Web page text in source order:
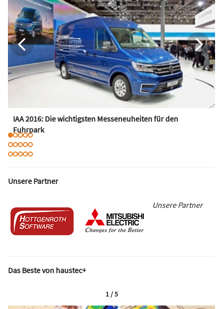
IAA 2016: Die wichtigsten Messeneuheiten für den
Fuhrpark
Unsere Partner
Unsere Partner
Das Beste von haustec+
1 / 5